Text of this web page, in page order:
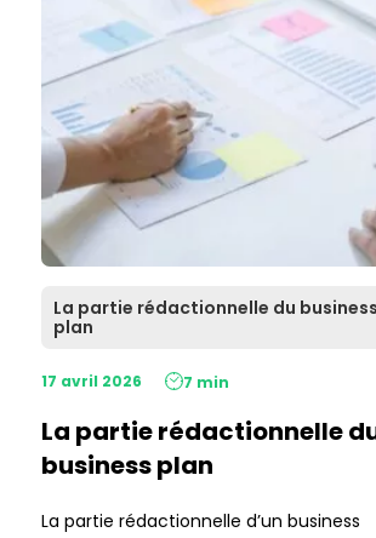
La partie rédactionnelle du business
plan
17 avril 2026 7 min
La partie rédactionnelle
business plan
La partie rédactionnelle d’un business